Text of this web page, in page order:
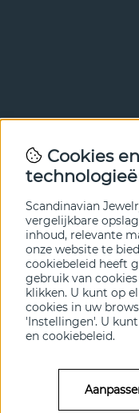
Met onze
nieuws en
Cookies
Scandinavian
vergelijkbare
inhoud, relevante
onze website te
cookiebeleid heeft
gebruik van
klikken. U kunt op
cookies in uw
'Instellingen'. U
en cookiebeleid.